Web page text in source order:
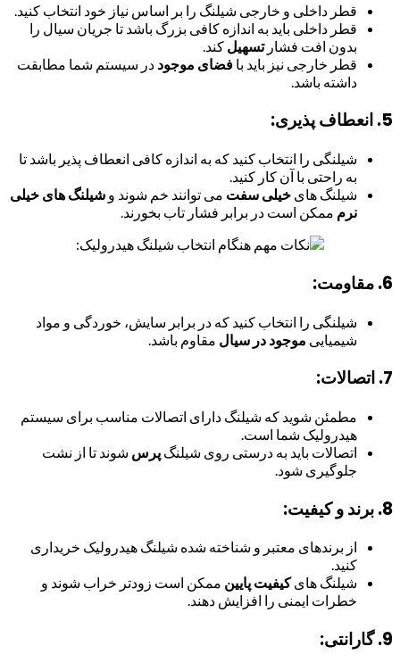
قطر داخلی و خارجی شیلنگ را بر اساس نیاز خود انتخاب کنید.
قطر داخلی باید به اندازه کافی بزرگ باشد تا جریان سیال را
بدون افت فشارتسهیل کند.
قطر خارجی نیز باید با فضای موجود در سیستم شما مطابقت
داشته باشد.
5. انعطاف پذیری:
شیلنگی را انتخاب کنید که به اندازه کافی انعطاف پذیر باشد تا
به راحتی با آن کار کنید.
شیلنگ های خیلی سفت می توانند خم شوند و شیلنگ های خیلی
نرم ممکن است در برابر فشار تاب بخورند.
6. مقاومت:
شیلنگی را انتخاب کنید که در برابر سایش، خوردگی و مواد
شیمیایی موجود در سیال مقاوم باشد.
7. اتصالات:
مطمئن شوید که شیلنگ دارای اتصالات مناسب برای سیستم
هیدرولیک شما است.
اتصالات باید به درستی روی شیلنگ پرس شوند تا از نشت
جلوگیری شود.
8. برند و کیفیت:
از برندهای معتبر و شناخته شده شیلنگ هیدرولیک خریداری
کنید.
شیلنگ هایکیفیت پایین ممکن است زودتر خراب شوند و
خطرات ایمنی را افزایش دهند.
9. گارانتی: